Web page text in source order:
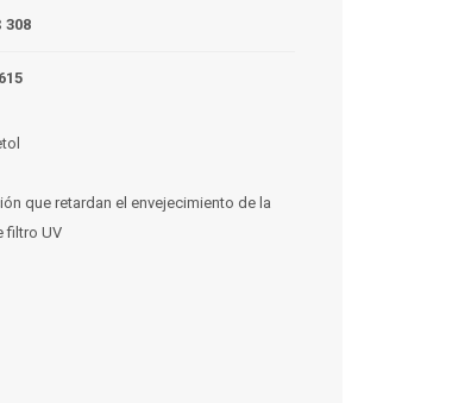
308
que retardan el envejecimiento de la
filtro UV